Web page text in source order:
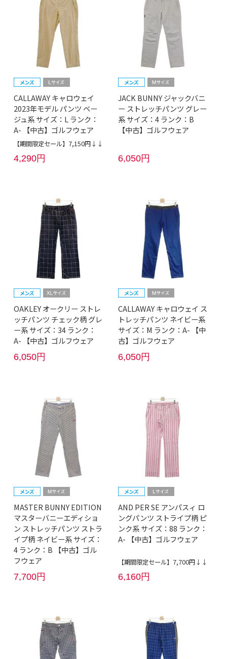
CALLAWAY キャロウェイ
2023年モデル パンツ ベー
ジュ系 サイズ：L ランク：
A- 【中古】ゴルフウェア
【期間限定セール】7,150円↓↓
4,290円
JACK BUNNY ジャックバニ
ー ストレッチパンツ グレー
系 サイズ：4 ランク：B
【中古】ゴルフウェア
6,050円
OAKLEY オークリー ストレ
ッチパンツ チェック柄 グレ
ー系 サイズ：34 ランク：
A- 【中古】ゴルフウェア
6,050円
CALLAWAY キャロウェイ ス
トレッチパンツ ネイビー系
サイズ：M ランク：A- 【中
古】ゴルフウェア
6,050円
MASTER BUNNY EDITION
マスターバニーエディショ
ン ストレッチパンツ ストラ
イプ柄 ネイビー系 サイズ：
4 ランク：B 【中古】ゴル
フウェア
7,700円
AND PER SE アンパスィ ロ
ングパンツ ストライプ柄 ピ
ンク系 サイズ：88 ランク：
A- 【中古】ゴルフウェア
【期間限定セール】7,700円↓↓
6,160円